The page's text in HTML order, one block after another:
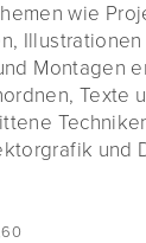
wie
Illustrationen
Montagen
Texte
und